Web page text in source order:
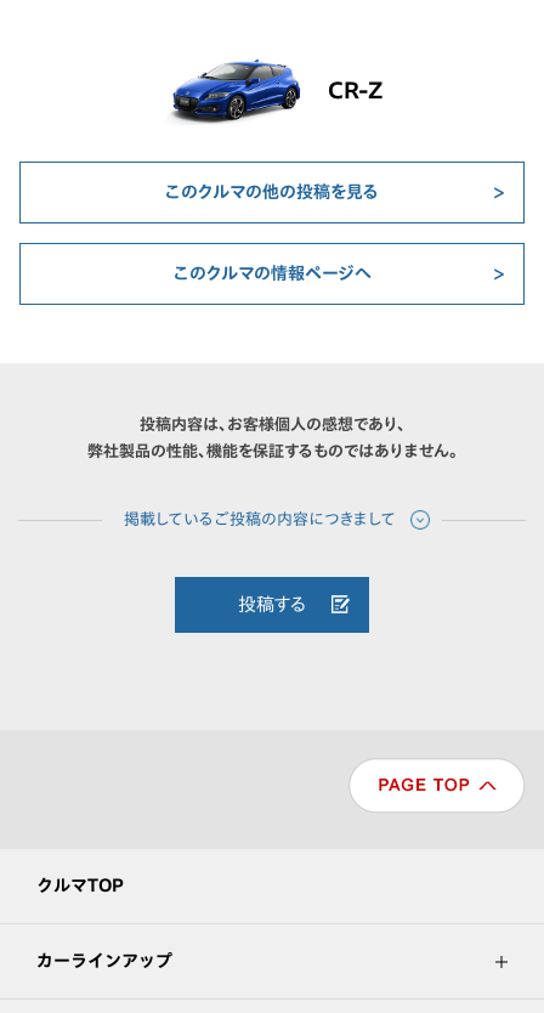
CR-Z
このクルマの他の投稿を見る
このクルマの情報ページへ
投稿内容は、お客様個人の感想であり、
弊社製品の性能、機能を保証するものではありません。
投稿する
クルマTOP
カーラインアップ